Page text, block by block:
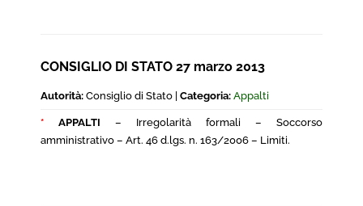
CONSIGLIO DI STATO 27 marzo 2013
Autorità: Consiglio di Stato | Categoria: Appalti
* APPALTI – Irregolarità formali – Soccorso
amministrativo – Art. 46 d.lgs. n. 163/2006 – Limiti.